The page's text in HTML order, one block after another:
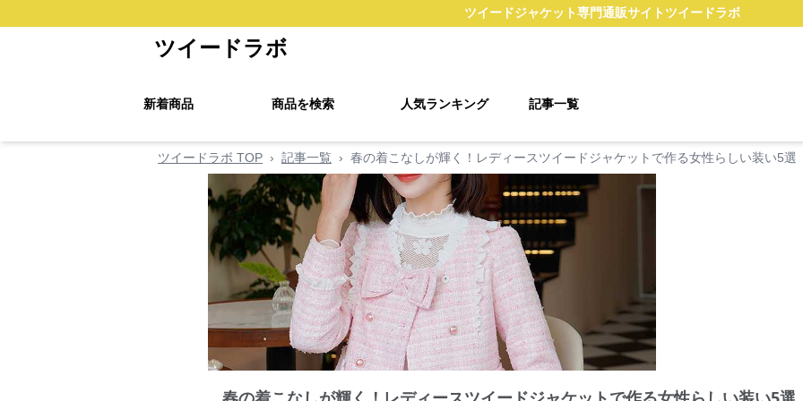
ツイードジャケット専門通販サイト ツイードラボ
ツイードラボ
新着商品 商品を検索 人気ランキング 記事一覧
ツイードラボ TOP › 記事一覧 › 春の着こなしが輝く！レディースツイードジャケットで作る女性らしい装い5選